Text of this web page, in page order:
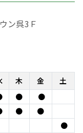
ン呉3Ｆ
木 金
土
●
●
●
●
●